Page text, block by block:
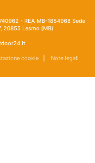
- REA MB-1854968 Sede
20855 Lesmo (MB)
cookie| Note legali